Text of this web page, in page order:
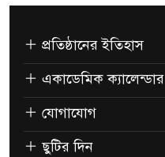
প্রতিষ্ঠানের ইতিহাস
একাডেমিক ক্যালেন্ডার
যোগাযোগ
ছুটির দিন